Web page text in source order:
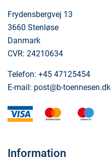
Frydensbergvej 13
3660 Stenløse
Danmark
CVR: 24210634
Telefon: +45 47125454
E-mail: post@b-toennesen.dk
visa mastercard
Information